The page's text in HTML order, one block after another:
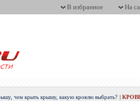
В избранное На
чем крыть крышу, какую кровлю выбрать? |